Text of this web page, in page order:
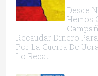
Desde
Hemos
Recaudar Dinero
Por La Guerra De
Lo Recau...